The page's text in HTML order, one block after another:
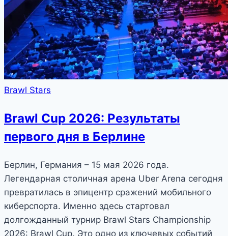
Brawl Stars
Brawl Cup 2026: Результаты
первого дня в Берлине
Берлин, Германия – 15 мая 2026 года.
Легендарная столичная арена Uber Arena сегодня
превратилась в эпицентр сражений мобильного
киберспорта. Именно здесь стартовал
долгожданный турнир Brawl Stars Championship
2026: Brawl Cup. Это одно из ключевых событий